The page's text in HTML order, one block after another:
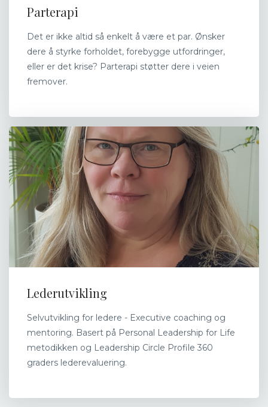
Parterapi
Det er ikke altid så enkelt å være et par. Ønsker
dere å styrke forholdet, forebygge utfordringer,
eller er det krise? Parterapi støtter dere i veien
fremover.
Lederutvikling
Selvutvikling for ledere - Executive coaching og
mentoring. Basert på Personal Leadership for Life
metodikken og Leadership Circle Profile 360
graders lederevaluering.